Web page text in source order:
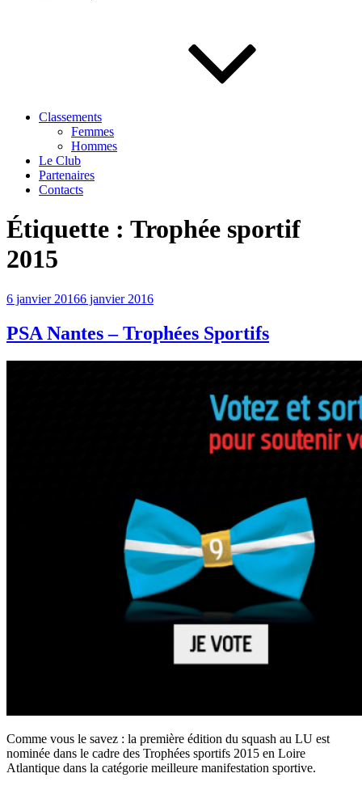
Classements
Femmes
Hommes
Le Club
Partenaires
Contacts
Étiquette : Trophée sportif
2015
Publié
6 janvier 20166 janvier 2016
PSA Nantes – Trophées Sportifs
Comme vous le savez : la première édition du squash au LU est
nominée dans le cadre des Trophées sportifs 2015 en Loire
Atlantique dans la catégorie meilleure manifestation sportive.